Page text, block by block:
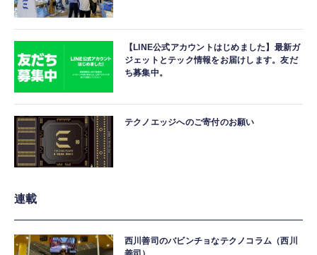
【LINE公式アカウントはじめました】最新ガ
ジェットとテック情報をお届けします。友だ
ち募集中。
テクノエッジへのご寄付のお願い
連載
西川善司のバビンチョなテクノコラム（西川